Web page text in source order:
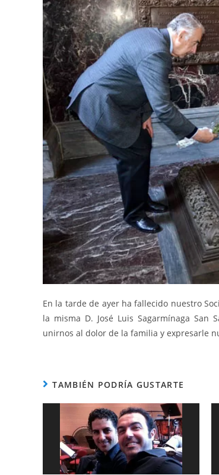
En la tarde de ayer ha fallecido nuestro
la misma D. José Luis Sagarmínaga San
unirnos al dolor de la familia y expresarle
TAMBIÉN PODRÍA GUSTARTE